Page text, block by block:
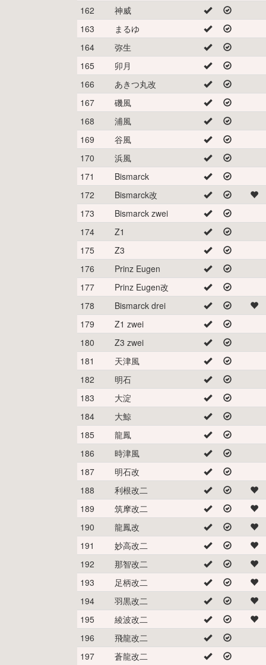
162
神威
163
まるゆ
164
弥生
165
卯月
166
あきつ丸改
167
磯風
168
浦風
169
谷風
170
浜風
171
Bismarck
172
Bismarck改
173
Bismarck zwei
174
Z1
175
Z3
176
Prinz Eugen
177
Prinz Eugen改
178
Bismarck drei
179
Z1 zwei
180
Z3 zwei
181
天津風
182
明石
183
大淀
184
大鯨
185
龍鳳
186
時津風
187
明石改
188
利根改二
189
筑摩改二
190
龍鳳改
191
妙高改二
192
那智改二
193
足柄改二
194
羽黒改二
195
綾波改二
196
飛龍改二
197
蒼龍改二